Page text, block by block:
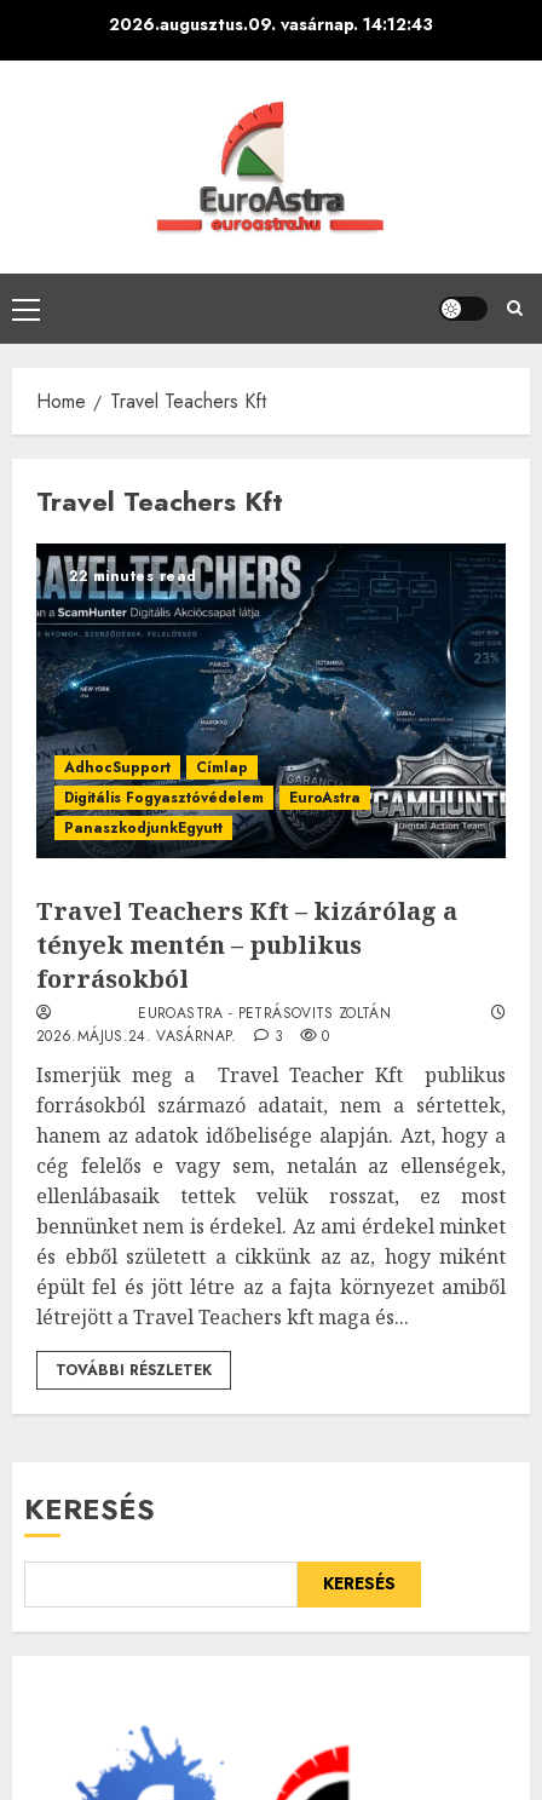
2026.augusztus.09. vasárnap. 14:12:44
Primary
Menu
Home Travel Teachers Kft
Travel Teachers Kft
22 minutes read
AdhocSupport
Címlap
Digitális Fogyasztóvédelem
EuroAstra
PanaszkodjunkEgyutt
Travel Teachers Kft – kizárólag a
tények mentén – publikus
forrásokból
EUROASTRA - PETRÁSOVITS ZOLTÁN
2026.MÁJUS.24. VASÁRNAP.
3 0
Ismerjük meg a Travel Teacher Kft publikus
forrásokból származó adatait, nem a sértettek,
hanem az adatok időbelisége alapján. Azt, hogy a
cég felelős e vagy sem, netalán az ellenségek,
ellenlábasaik tettek velük rosszat, ez most
bennünket nem is érdekel. Az ami érdekel minket
és ebből született a cikkünk az az, hogy miként
épült fel és jött létre az a fajta környezet amiből
létrejött a Travel Teachers kft maga és...
TOVÁBBI RÉSZLETEK
KERESÉS
KERESÉS